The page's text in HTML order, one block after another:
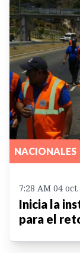
NACIONALES
7:28 AM 04
Inicia la
para el